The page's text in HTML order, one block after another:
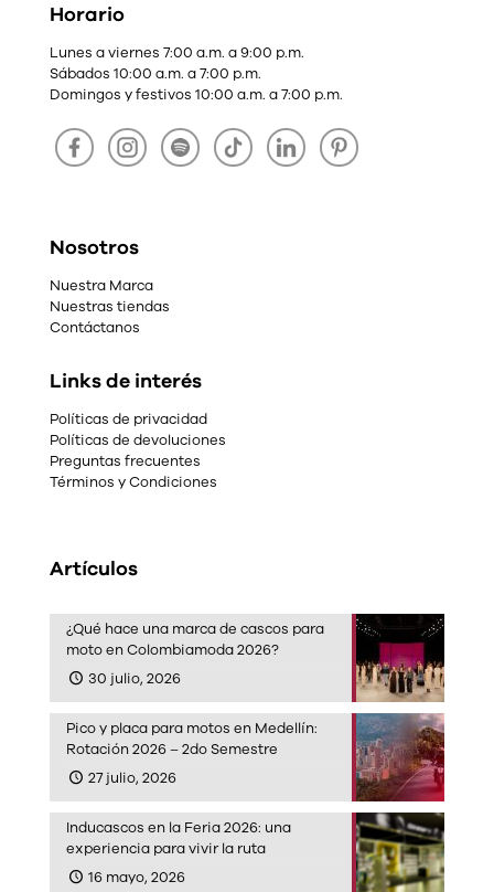
Horario
Lunes a viernes 7:00 a.m. a 9:00 p.m.
Sábados 10:00 a.m. a 7:00 p.m.
Domingos y festivos 10:00 a.m. a 7:00 p.m.
Nosotros
Nuestra Marca
Nuestras tiendas
Contáctanos
Links de interés
Políticas de privacidad
Políticas de devoluciones
Preguntas frecuentes
Términos y Condiciones
Artículos
¿Qué hace una marca de cascos para
moto en Colombiamoda 2026?
30 julio, 2026
Pico y placa para motos en Medellín:
Rotación 2026 – 2do Semestre
27 julio, 2026
Inducascos en la Feria 2026: una
experiencia para vivir la ruta
16 mayo, 2026